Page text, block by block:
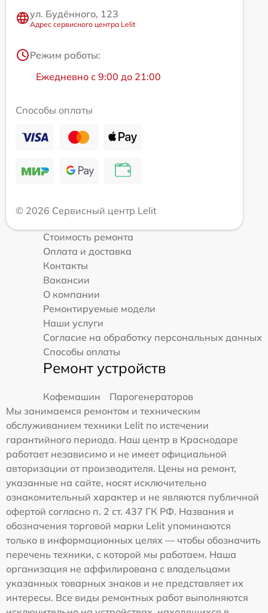
ул. Будённого, 123
Адрес сервисного центра Lelit
Режим работы:
Ежедневно с 9:00 до 21:00
Способы оплаты
© 2026 Сервисный центр Lelit
Стоимость ремонта
Оплата и доставка
Контакты
Вакансии
О компании
Ремонтируемые модели
Наши услуги
Согласие на обработку персональных данных
Способы оплаты
Ремонт устройств
Кофемашин
Парогенераторов
Мы занимаемся ремонтом и техническим
обслуживанием техники Lelit по истечении
гарантийного периода. Наш центр в Краснодаре
работает независимо и не имеет официальной
авторизации от производителя. Цены на ремонт,
указанные на сайте, носят исключительно
ознакомительный характер и не являются публичной
офертой согласно п. 2 ст. 437 ГК РФ. Названия и
обозначения торговой марки Lelit упоминаются
только в информационных целях — чтобы обозначить
перечень техники, с которой мы работаем. Наша
организация не аффилирована с владельцами
указанных товарных знаков и не представляет их
интересы. Все виды ремонтных работ выполняются